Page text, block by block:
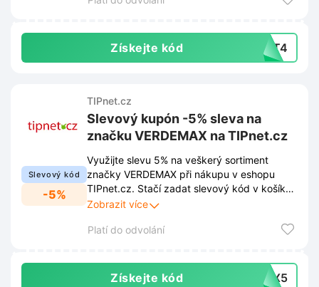
Získejte kód BAT4
Slevový kód
-5%
TIPnet.cz
Slevový kupón -5% sleva na
značku VERDEMAX na TIPnet.cz
Využijte slevu 5% na veškerý sortiment
značky VERDEMAX při nákupu v eshopu
TIPnet.cz. Stačí zadat slevový kód v košíku
a cena vybraného zboží se okamžitě sníží.
Zobrazit více
Platí do odvolání
Získejte kód MAX5